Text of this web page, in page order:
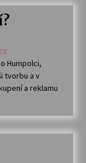
Humpolci,
tvorbu a v
a reklamu